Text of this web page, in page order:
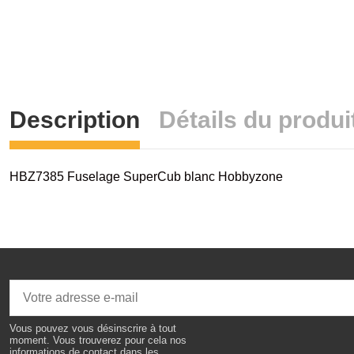
Description Détails du
HBZ7385 Fuselage SuperCub blanc Hobbyzone
Vous pouvez vous désinscrire à tout
moment. Vous trouverez pour cela nos